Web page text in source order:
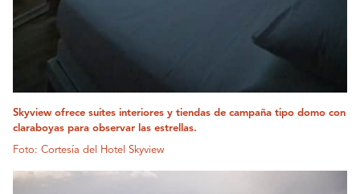
Skyview ofrece suites interiores y tiendas de campaña tipo domo con
claraboyas para observar las estrellas.
Foto: Cortesía del Hotel Skyview